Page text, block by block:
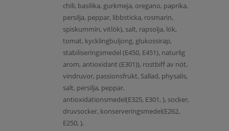
chili, basilika, gurkmeja, oregano, paprika,
persilja, peppar, libbsticka, rosmarin,
spiskummin, vitlök), salt, rapsolja, lök,
tomat, kycklingbuljong, glukossirap,
stabiliseringsmedel (E450, E451), naturlig
arom, antioxidant (E301)), rostbiff av nöt,
vindruvor, passionsfrukt, Sallad, physalis,
salt, persilja, peppar,
antioxidationsmedel(E325, E301, ), socker,
druvsocker, konserveringsmedel(E262,
E250, ),